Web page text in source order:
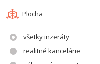
Plocha
všetky inzeráty
realitné kancelárie